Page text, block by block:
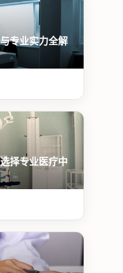
专业实力全解
择专业医疗中